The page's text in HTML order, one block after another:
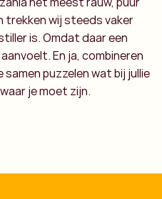
wij steeds vaker
is. Omdat daar een
En ja, combineren
puzzelen wat bij jullie
je moet zijn.